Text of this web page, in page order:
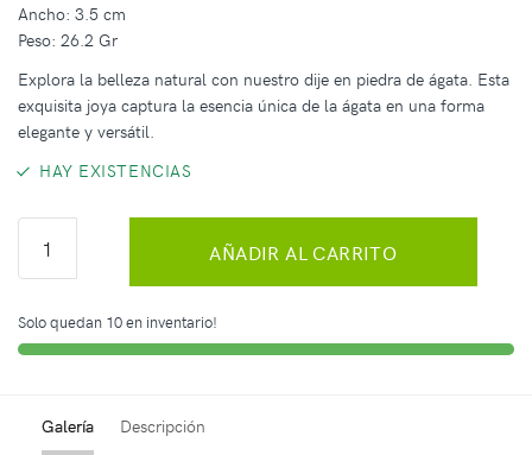
Ancho: 3.5 cm
Peso: 26.2 Gr
Explora la belleza natural con nuestro dije en piedra de ágata. Esta
exquisita joya captura la esencia única de la ágata en una forma
elegante y versátil.
HAY EXISTENCIAS
AÑADIR AL CARRITO
Solo quedan 10 en inventario!
Galería Descripción